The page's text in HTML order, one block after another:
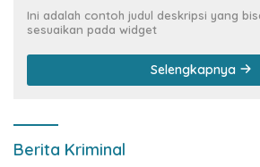
Ini adalah contoh judul deskripsi yang
sesuaikan pada widget
Selengkapnya
Berita Kriminal